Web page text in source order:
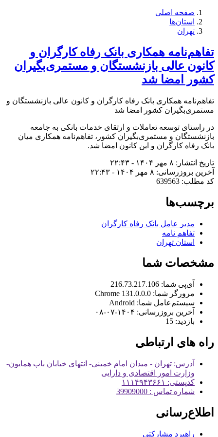
صفحه اصلی
استان‌ها
تهران
تفاهم‌نامه همکاری بانک رفاه کارگران و
کانون عالی بازنشستگان و مستمری‌بگیران
کشور امضا شد
تفاهم‌نامه همکاری بانک رفاه کارگران و کانون عالی بازنشستگان و
مستمری‌بگیران کشور امضا شد
در راستای توسعه تعاملات و ارتقای خدمات بانکی به جامعه
بازنشستگان و مستمری‌بگیران کشور، تفاهم‌نامه همکاری میان
بانک رفاه کارگران و این کانون امضا شد.
تاریخ انتشار: ۸ مهر ۱۴۰۴ - ۲۲:۴۳
آخرین بروزرسانی: ۸ مهر ۱۴۰۴ - ۲۲:۴۳
کد مطلب: 639563
برچسب‌ها
مدیر عامل بانک رفاه کارگران
تفاهم نامه
استان تهران
مشخصات شما
آی‌پی شما: 216.73.217.106
مرورگر شما: 131.0.0.0 Chrome
سیستم‌عامل شما: Android
آخرین بروزرسانی: ۱۴۰۴-۰۷-۰۸
بازدید: 15
راه های ارتباطی
آدرس: تهران - میدان امام خمینی- انتهای خیابان باب همایون-
وزارت امور اقتصادی و دارایی
کدپستی: ۱۱۱۴۹۴۳۶۶۱
شماره تماس : 39909000
اطلاع‌رسانی
راهبرد مشارکتی